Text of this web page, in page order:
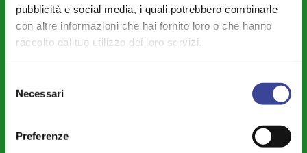
pubblicità e social media, i quali potrebbero combinarle
con altre informazioni che hai fornito loro o che hanno
raccolto dal tuo utilizzo dei loro servizi.
delNecessari
Preferenze
Welfare di Comunità - Pari Opportunità
Sicurezza - Protezione Civile - Polizia Locale
Servizi Pubblici Locali - Ambiente - Politiche Agricole - Green
Economy
Differenziata